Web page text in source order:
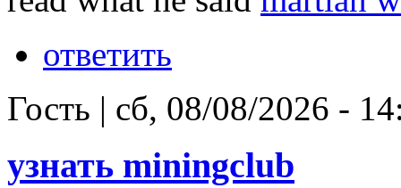
ответить
Гость | сб, 08/08/2026 -
узнать miningclub